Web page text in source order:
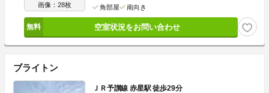
画像：28枚 角部屋 南向き
空室状況をお問い合わせ
ブライトン
ＪＲ予讃線 赤星駅 徒歩29分